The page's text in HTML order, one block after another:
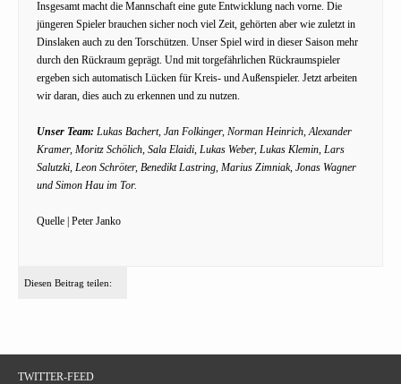
Insgesamt macht die Mannschaft eine gute Entwicklung nach vorne. Die
jüngeren Spieler brauchen sicher noch viel Zeit, gehörten aber wie zuletzt in
Dinslaken auch zu den Torschützen. Unser Spiel wird in dieser Saison mehr
durch den Rückraum geprägt. Und mit torgefährlichen Rückraumspieler
ergeben sich automatisch Lücken für Kreis- und Außenspieler. Jetzt arbeiten
wir daran, dies auch zu erkennen und zu nutzen.
Unser Team: Lukas Bachert, Jan Folkinger, Norman Heinrich, Alexander
Kramer, Moritz Schölich, Sala Elaidi, Lukas Weber, Lukas Klemin, Lars
Salutzki, Leon Schröter, Benedikt Lastring, Marius Zimniak, Jonas Wagner
und Simon Hau im Tor.
Quelle | Peter Janko
Diesen Beitrag teilen:
TWITTER-FEED